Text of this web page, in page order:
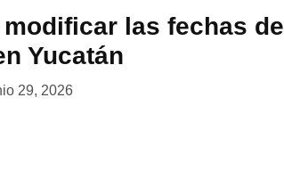
las fechas de
Yucatán
29, 2026